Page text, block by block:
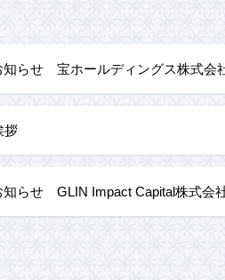
知らせ 宝ホールディングス株式会
拶
知らせ GLIN Impact Capital株式会